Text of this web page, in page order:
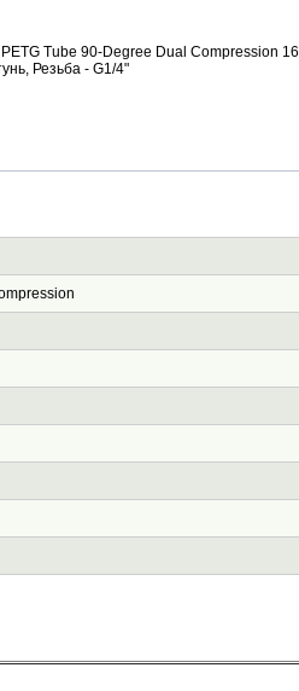
Tube 90-Degree Dual Compression
Резьба - G1/4"